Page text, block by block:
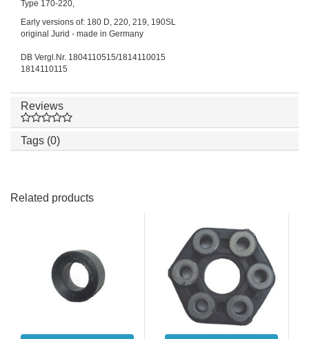
Type 170-220,
Early versions of: 180 D, 220, 219, 190SL
original Jurid - made in Germany
DB Vergl.Nr. 1804110515/1814110015
1814110115
Reviews
Tags (0)
Related products